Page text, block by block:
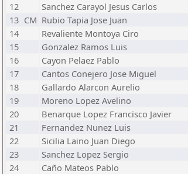
12
Sanchez Carayol Jesus Carlos
13 CM Rubio Tapia Jose Juan
14
Revaliente Montoya Ciro
15
Gonzalez Ramos Luis
16
Cayon Pelaez Pablo
17
Cantos Conejero Jose Miguel
18
Gallardo Alarcon Aurelio
19
Moreno Lopez Avelino
20
Benarque Lopez Francisco Javier
21
Fernandez Nunez Luis
22
Sicilia Laino Juan Diego
23
Sanchez Lopez Sergio
24
Caño Mateos Pablo